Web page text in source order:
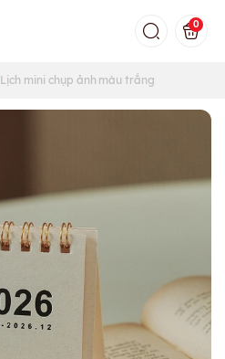
0
Lịch mini chụp ảnh màu trắng